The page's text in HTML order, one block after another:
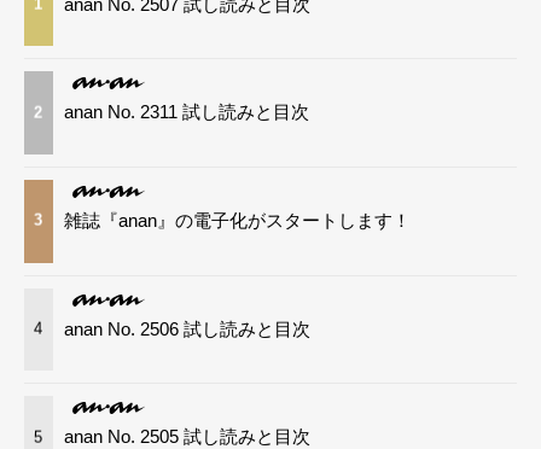
1
2 anan No. 2311 試し読みと目次
3 雑誌『anan』の電子化がスタートします！
4 anan No. 2506 試し読みと目次
5 anan No. 2505 試し読みと目次